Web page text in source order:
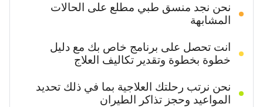
نحن نجد منسق طبي مطلع على الحالات
المشابهة
انت تحصل على برنامج خاص بك مع دليل
خطوة بخطوة وتقدير تكاليف العلاج
نحن نرتب رحلتك العلاجية بما في ذلك تحديد
المواعيد وحجز تذاكر الطيران